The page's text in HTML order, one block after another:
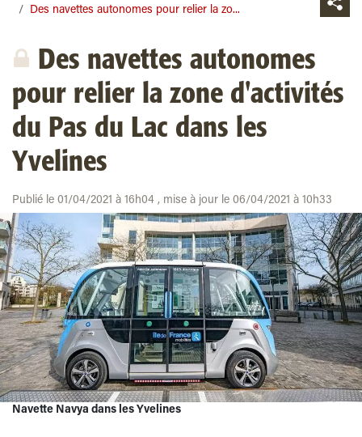
Des navettes autonomes pour relier la zo...
Des navettes autonomes
pour relier la zone d'activités
du Pas du Lac dans les
Yvelines
Publié le 01/04/2021 à 16h04 , mise à jour le 06/04/2021 à 10h33
Navette Navya dans les Yvelines